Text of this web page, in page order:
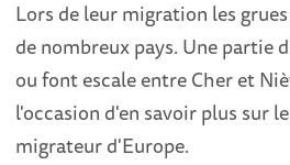
Lors de leur migration les
de nombreux pays. Une partie
ou font escale entre Cher et
l'occasion d'en savoir plus sur
migrateur d'Europe.